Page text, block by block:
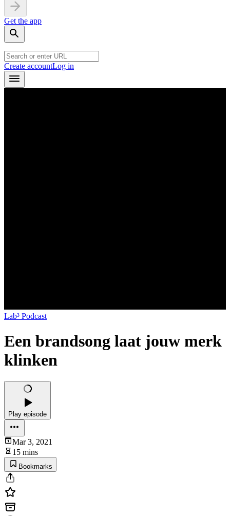
Get the app
Create accountLog in
Lab³ Podcast
Een brandsong laat jouw merk
klinken
Play episode
Mar 3, 2021
15 mins
Bookmarks